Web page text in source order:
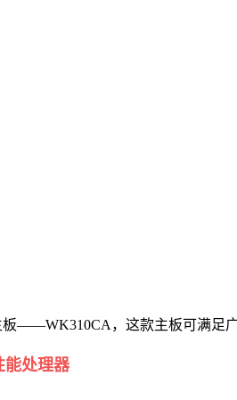
——WK310CA，这款主板可满足
能处理器